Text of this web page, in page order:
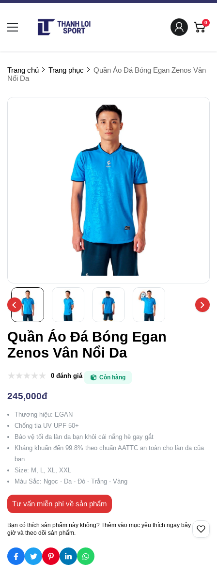
0
Trang chủ Trang phục
Quần Áo Đá Bóng Egan Zenos Vân
Nổi Da
Quần Áo Đá Bóng Egan
Zenos Vân Nổi Da
0 đánh giá Còn hàng
245,000đ
Thương hiệu: EGAN
Chống tia UV UPF 50+
Bảo vệ tối đa làn da bạn khỏi cái nắng hè gay gắt
Kháng khuẩn đến 99.8% theo chuẩn AATTC an toàn cho làn da của
bạn.
Size: M, L, XL, XXL
Màu Sắc: Ngọc - Da - Đỏ - Trắng - Vàng
Tư vấn miễn phí về sản phẩm
Bạn có thích sản phẩm này không? Thêm vào mục yêu thích ngay bây
giờ và theo dõi sản phẩm.